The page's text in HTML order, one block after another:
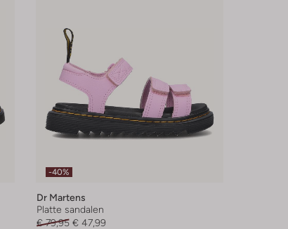
-40%
Dr Martens
Platte sandalen
€ 79,95 € 47,99